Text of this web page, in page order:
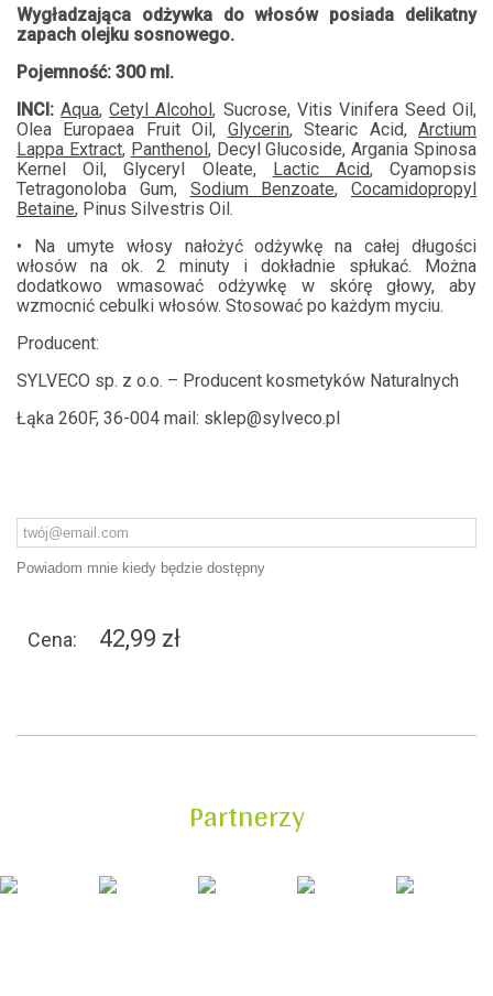
Wygładzająca odżywka do włosów posiada delikatny
zapach olejku sosnowego.
Pojemność: 300 ml.
INCI: Aqua,Cetyl Alcohol, Sucrose, Vitis Vinifera Seed Oil,
Olea Europaea Fruit Oil, Glycerin, Stearic Acid,Arctium
Lappa Extract, Panthenol , Decyl Glucoside, Argania Spinosa
Kernel Oil, Glyceryl Oleate,
Lactic Acid, Cyamopsis
Tetragonoloba Gum, Sodium Benzoate, Cocamidopropyl
Betaine, Pinus Silvestris Oil.
• Na umyte włosy nałożyć odżywkę na całej długości
włosów na ok. 2 minuty i dokładnie spłukać. Można
dodatkowo wmasować odżywkę w skórę głowy, aby
wzmocnić cebulki włosów. Stosować po każdym myciu.
Producent:
SYLVECO sp. z o.o. – Producent kosmetyków Naturalnych
Łąka 260F, 36-004 mail: sklep@sylveco.pl
Powiadom mnie kiedy będzie dostępny
Cena: 42,99 zł
Partnerzy